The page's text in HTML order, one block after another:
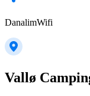
DanalimWifi
Vallø